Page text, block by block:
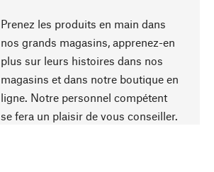
Prenez les produits en main dans
nos grands magasins, apprenez-en
plus sur leurs histoires dans nos
magasins et dans notre boutique en
ligne. Notre personnel compétent
se fera un plaisir de vous conseiller.